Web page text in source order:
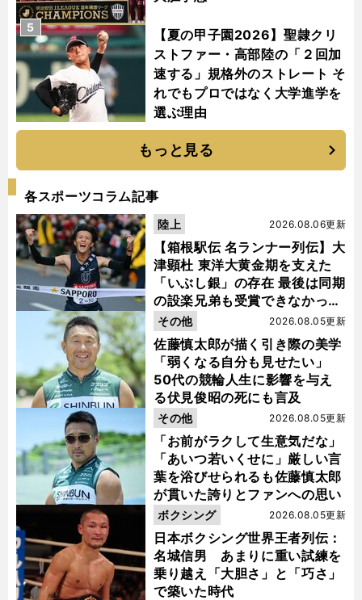
【夏の甲子園2026】聖隷クリ
ストファー・高部陸の「２回加
速する」規格外のストレート そ
れでもプロではなく大学進学を
選ぶ理由
5
もっと見る
各スポーツコラム記事
【箱根駅伝 名ランナー列伝】大
津顕杜 東洋大黄金期を支えた
「いぶし銀」の存在 最後は同期
の設楽兄弟も受賞できなかった
金栗杯に輝く
2026.08.06更新
陸上
佐藤慎太郎が描く引き際の美学
「弱くなる自分も見せたい」
50代の競輪人生に影響を与え
る伏見俊昭の死にも言及
2026.08.05更新
その他
「お前がラクして生意気だな」
「あいつ若いくせに」厳しい言
葉を浴びせられるも佐藤慎太郎
が貫いた誇りとファンへの思い
2026.08.05更新
その他
日本ボクシング世界王者列伝：
名城信男 あまりに重い試練を
乗り越え「大胆さ」と「巧さ」
で築いた時代
2026.08.05更新
ボクシング